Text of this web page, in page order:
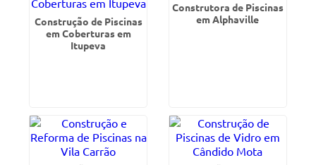
Construção de Piscinas
em Coberturas em
Itupeva
Construtora de Piscinas
em Alphaville